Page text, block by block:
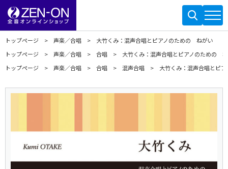
トップページ 声楽／合唱
大竹くみ：混声合唱とピアノのための ねがい
トップページ
声楽／合唱 合唱
大竹くみ：混声合唱とピアノのための
トップページ
声楽／合唱 合唱 混声合唱 大竹くみ：混声合唱とピ